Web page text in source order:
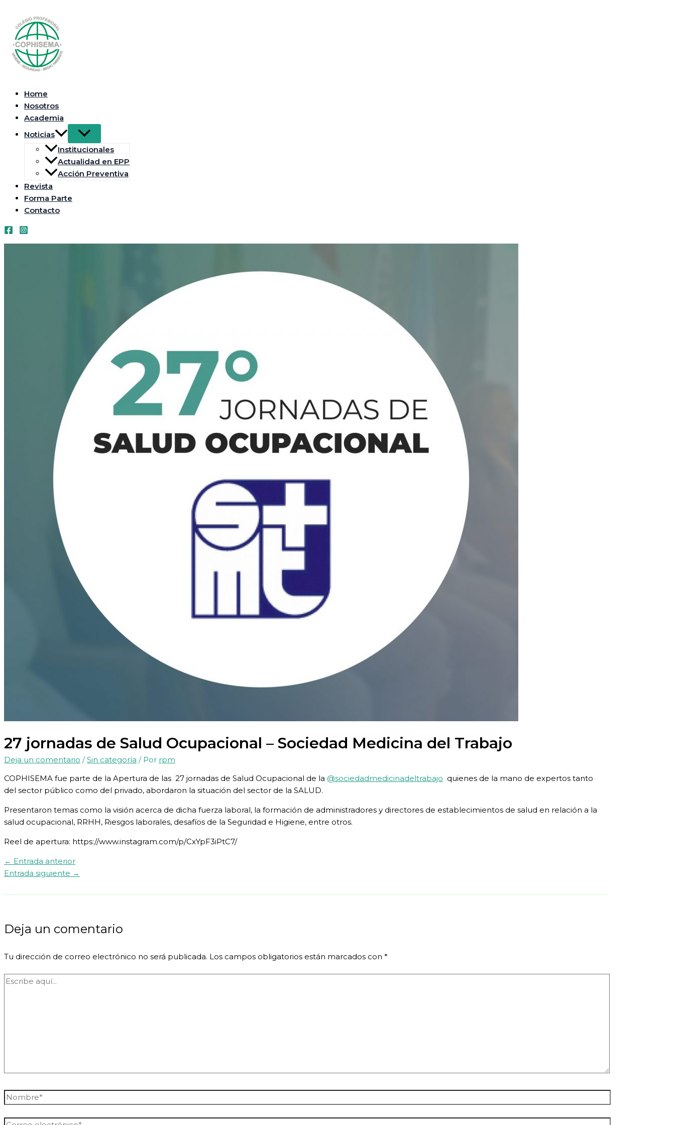
contenido
Home
Nosotros
Academia
Noticias
Institucionales
Actualidad en EPP
Acción Preventiva
Revista
Forma Parte
Contacto
27 jornadas de Salud Ocupacional – Sociedad Medicina del Trabajo
Deja un comentario /Sin categoría / Por rpm
COPHISEMA fue parte de la Apertura de las 27 jornadas de Salud Ocupacional de la @sociedadmedicinadeltrabajo quienes de la mano de expertos tanto
del sector público como del privado, abordaron la situación del sector de la SALUD.
Presentaron temas como la visión acerca de dicha fuerza laboral, la formación de administradores y directores de establecimientos de salud en relación a la
salud ocupacional, RRHH, Riesgos laborales, desafíos de la Seguridad e Higiene, entre otros.
Reel de apertura: https://www.instagram.com/p/CxYpF3iPtC7/
← Entrada anterior
Entrada siguiente →
Deja un comentario
Tu dirección de correo electrónico no será publicada. Los campos obligatorios están marcados con *
Escribe
Nombre*
Correo